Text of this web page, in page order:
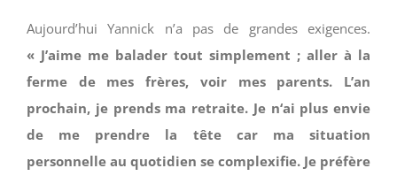
Aujourd’hui Yannick n’a pas de grandes exigences.
« J’aime me balader tout simplement ; aller à la
ferme de mes frères, voir mes parents. L’an
prochain, je prends ma retraite. Je n‘ai plus envie
de me prendre la tête car ma situation
personnelle au quotidien se complexifie. Je préfère